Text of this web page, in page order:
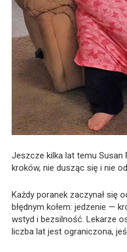
Jeszcze kilka lat temu Susan
kroków, nie dusząc się i nie
Każdy poranek zaczynał się
błędnym kołem: jedzenie —
wstyd i bezsilność. Lekarze
liczba lat jest ograniczona,